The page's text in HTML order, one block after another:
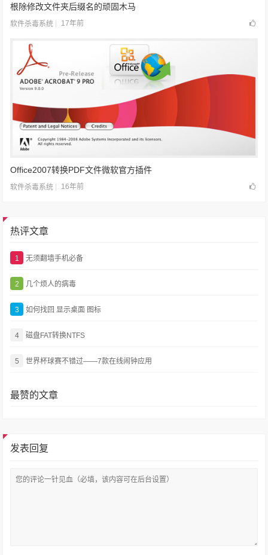
根除修改文件夹后缀名的顽固木马
软件杀毒系统 17年前
Office2007转换PDF文件微软官方插件
软件杀毒系统 16年前
热评文章
1 无须翻墙手机必备
2 几个烦人的病毒
3 如何找回 显示桌面 图标
4 磁盘FAT转换NTFS
5 世界杯球赛不错过——7款在线闹钟应用
最赞的文章
发表回复